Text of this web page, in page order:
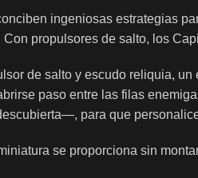
ingeniosas estrategias
propulsores de salto, los
de salto y escudo reliquia,
paso entre las filas
para que
se proporciona sin